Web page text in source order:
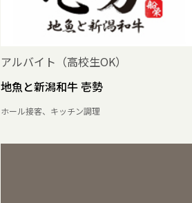
アルバイト（高校生OK）
地魚と新潟和牛 壱勢
ホール接客、キッチン調理